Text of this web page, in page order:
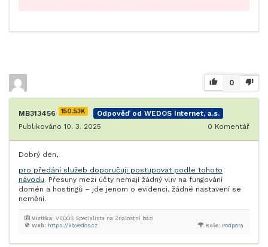
0
MB313456 150.53K
Odpověď od WEDOS Internet, a.s.
Publikováno 10. 3. 2025
0 Komentář
Dobrý den,
pro předání služeb doporučuji postupovat podle tohoto
návodu. Přesuny mezi účty nemají žádný vliv na fungování
domén a hostingů – jde jenom o evidenci, žádné nastavení se
nemění.
Role: Podpora
Web: https://kb.vedos.cz
Vizitka: VEDOS Specialista na Znalostní bázi